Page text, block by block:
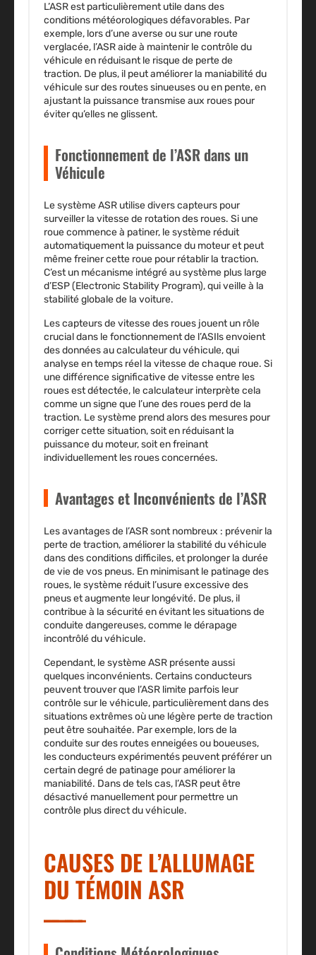
L’ASR est particulièrement utile dans des
conditions météorologiques défavorables. Par
exemple, lors d’une averse ou sur une route
verglacée, l’ASR aide à maintenir le contrôle du
véhicule en réduisant le risque de perte de
traction. De plus, il peut améliorer la maniabilité du
véhicule sur des routes sinueuses ou en pente, en
ajustant la puissance transmise aux roues pour
éviter qu’elles ne glissent.
Fonctionnement de l’ASR dans un
Véhicule
Le système ASR utilise divers capteurs pour
surveiller la vitesse de rotation des roues. Si une
roue commence à patiner, le système réduit
automatiquement la puissance du moteur et peut
même freiner cette roue pour rétablir la traction.
C’est un mécanisme intégré au système plus large
d’ESP(Electronic Stability Program), qui veille à la
stabilité globale de la voiture.
Les capteurs de vitesse des roues jouent un rôle
crucial dans le fonctionnement de l’ASIls envoient
des données au calculateur du véhicule, qui
analyse en temps réel la vitesse de chaque roue. Si
une différence significative de vitesse entre les
roues est détectée, le calculateur interprète cela
comme un signe que l’une des roues perd de la
traction. Le système prend alors des mesures pour
corriger cette situation, soit en réduisant la
puissance du moteur, soit en freinant
individuellement les roues concernées.
Avantages et Inconvénients de l’ASR
Les avantages de l’ASR sont nombreux : prévenir la
perte de traction, améliorer la stabilité du véhicule
dans des conditions difficiles, et prolonger la durée
de vie de vos pneus. En minimisant le patinage des
roues, le système réduit l’usure excessive des
pneus et augmente leur longévité. De plus, il
contribue à la sécurité en évitant les situations de
conduite dangereuses, comme le dérapage
incontrôlé du véhicule.
Cependant, le système ASR présente aussi
quelques inconvénients. Certains conducteurs
peuvent trouver que l’ASR limite parfois leur
contrôle sur le véhicule, particulièrement dans des
situations extrêmes où une légère perte de traction
peut être souhaitée. Par exemple, lors de la
conduite sur des routes enneigées ou boueuses,
les conducteurs expérimentés peuvent préférer un
certain degré de patinage pour améliorer la
maniabilité. Dans de tels cas, l’ASR peut être
désactivé manuellement pour permettre un
contrôle plus direct du véhicule.
CAUSES DE L’ALLUMAGE
DU TÉMOIN ASR